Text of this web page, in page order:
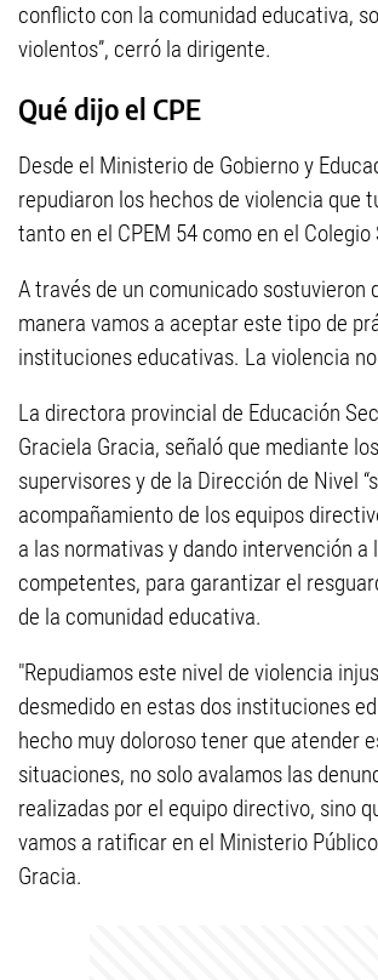
conflicto con la comunidad educativa,
violentos”, cerró la dirigente.
Qué dijo el CPE
Desde el Ministerio de Gobierno y
repudiaron los hechos de violencia que
tanto en el CPEM 54 como en el Colegio
A través de un comunicado sostuvieron
manera vamos a aceptar este tipo de
instituciones educativas. La violencia
La directora provincial de Educación
Graciela Gracia, señaló que mediante
supervisores y de la Dirección de Nivel
acompañamiento de los equipos
a las normativas y dando intervención a
competentes, para garantizar el
de la comunidad educativa.
"Repudiamos este nivel de violencia
desmedido en estas dos instituciones
hecho muy doloroso tener que atender
situaciones, no solo avalamos las
realizadas por el equipo directivo, sino
vamos a ratificar en el Ministerio
Gracia.